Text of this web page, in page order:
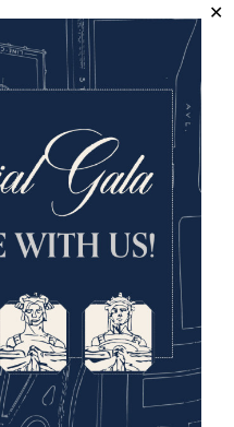
assistant à
à flanc de
1918